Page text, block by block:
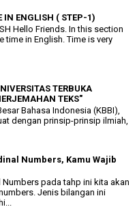
IN ENGLISH ( STEP-1)
Hello Friends. In this section
time in English. Time is very
TERBUKA
TEKS"
Bahasa Indonesia (KBBI),
dengan prinsip-prinsip ilmiah,
Numbers, Kamu Wajib
pada tahp ini kita akan
Jenis bilangan ini